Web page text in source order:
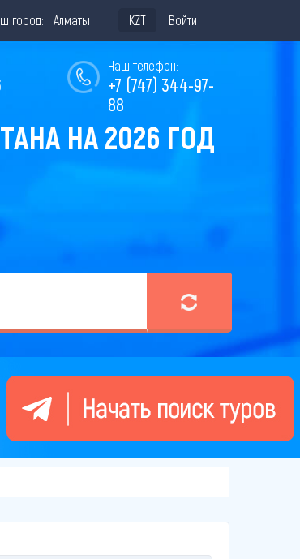
город: Алматы KZT Войти
Наш телефон:
+7 (747) 344-97-
88
НА 2026 ГОД